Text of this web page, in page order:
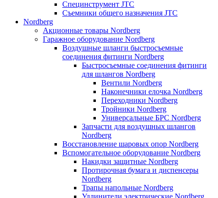
Специнструмент JTC
Съемники общего назначения JTC
Nordberg
Акционные товары Nordberg
Гаражное оборудование Nordberg
Воздушные шланги быстросъемные
соединения фитинги Nordberg
Быстросъемные соединения фитинги
для шлангов Nordberg
Вентили Nordberg
Наконечники елочка Nordberg
Переходники Nordberg
Тройники Nordberg
Универсальные БРС Nordberg
Запчасти для воздушных шлангов
Nordberg
Восстановление шаровых опор Nordberg
Вспомогательное оборудование Nordberg
Накидки защитные Nordberg
Протирочная бумага и диспенсеры
Nordberg
Трапы напольные Nordberg
Удлинители электрические Nordberg